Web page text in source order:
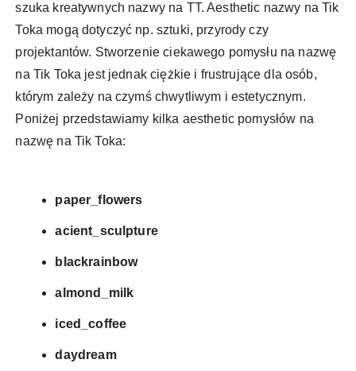
szuka kreatywnych nazwy na TT. Aesthetic nazwy na Tik
Toka mogą dotyczyć np. sztuki, przyrody czy
projektantów. Stworzenie ciekawego pomysłu na nazwę
na Tik Toka jest jednak ciężkie i frustrujące dla osób,
którym zależy na czymś chwytliwym i estetycznym.
Poniżej przedstawiamy kilka aesthetic pomysłów na
nazwę na Tik Toka:
paper_flowers
acient_sculpture
blackrainbow
almond_milk
iced_coffee
daydream